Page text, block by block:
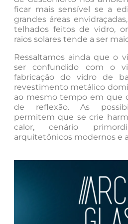
ficar mais sensível se a
grandes áreas
telhados feitos de vidro,
raios solares tende a ser
Ressaltamos ainda que o
ser confundido com o
fabricação do vidro de
revestimento metálico
ao mesmo tempo em que
de reflexão. As
permitem que se crie
calor, cenário
arquitetônicos modernos e